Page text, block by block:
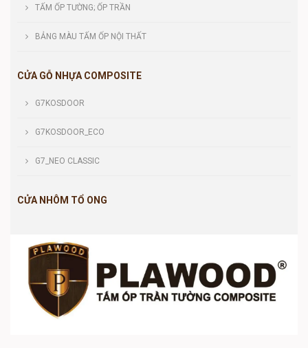
TẤM ỐP TƯỜNG; ỐP TRẦN
BẢNG MÀU TẤM ỐP NỘI THẤT
CỬA GỖ NHỰA COMPOSITE
G7KOSDOOR
G7KOSDOOR_ECO
G7_NEO CLASSIC
CỬA NHÔM TỔ ONG